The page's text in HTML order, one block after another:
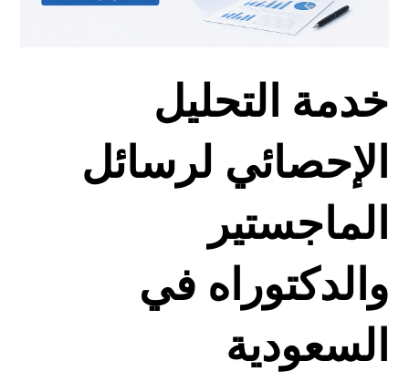
خدمة التحليل
الإحصائي لرسائل
الماجستير
والدكتوراه في
السعودية